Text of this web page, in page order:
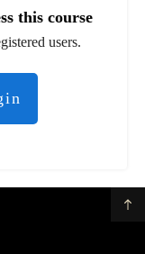
this course
users.